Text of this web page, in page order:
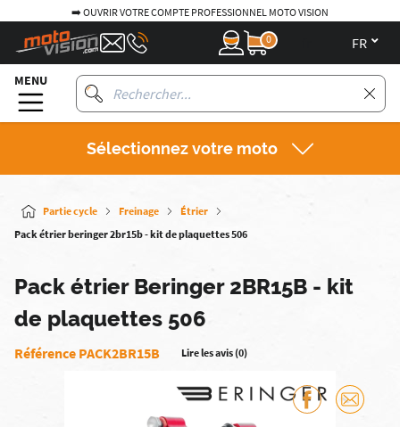
➡️ OUVRIR VOTRE COMPTE PROFESSIONNEL MOTO VISION
0
MENU
Sélectionnez votre moto
Partie cycle Freinage
Étrier
Pack étrier beringer 2br15b - kit de plaquettes 506
Pack étrier Beringer 2BR15B - kit
de plaquettes 506
Référence PACK2BR15B Lire les avis (0)